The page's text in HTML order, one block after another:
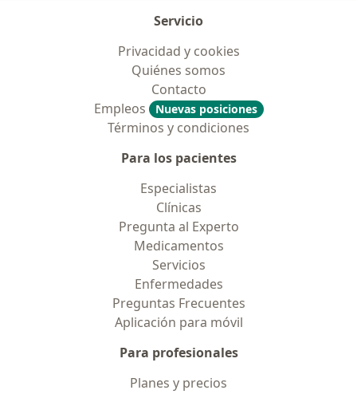
Servicio
Privacidad y cookies
Quiénes somos
Contacto
Empleos
Nuevas posiciones
Términos y condiciones
Para los pacientes
Especialistas
Clínicas
Pregunta al Experto
Medicamentos
Servicios
Enfermedades
Preguntas Frecuentes
Aplicación para móvil
Para profesionales
Planes y precios